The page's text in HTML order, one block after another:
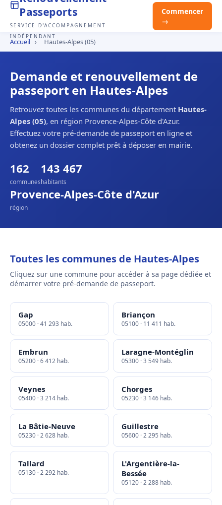
Passeports
SERVICE D'ACCOMPAGNEMENT
INDÉPENDANT
Commencer
→
Accueil › Hautes-Alpes (05)
Demande et renouvellement de
passeport en Hautes-Alpes
Retrouvez toutes les communes du département Hautes-
Alpes (05), en région Provence-Alpes-Côte d'Azur.
Effectuez votre pré-demande de passeport en ligne et
obtenez un dossier complet prêt à déposer en mairie.
162
communes
143 467
habitants
Provence-Alpes-Côte d'Azur
région
Toutes les communes de Hautes-Alpes
Cliquez sur une commune pour accéder à sa page dédiée et
démarrer votre pré-demande de passeport.
Gap
05000 · 41 293 hab.
Briançon
05100 · 11 411 hab.
Embrun
05200 · 6 412 hab.
Laragne-Montéglin
05300 · 3 549 hab.
Veynes
05400 · 3 214 hab.
Chorges
05230 · 3 146 hab.
La Bâtie-Neuve
05230 · 2 628 hab.
Guillestre
05600 · 2 295 hab.
Tallard
05130 · 2 292 hab.
L'Argentière-la-
Bessée
05120 · 2 288 hab.